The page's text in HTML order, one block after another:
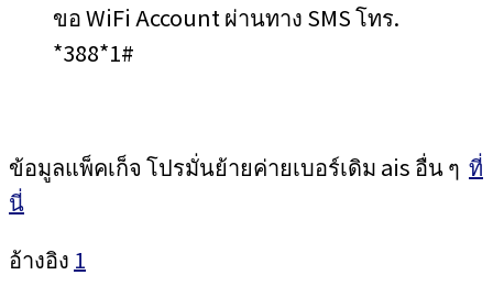
ขอ WiFi Account ผ่านทาง SMS โทร.
*388*1#
ข้อมูลแพ็คเก็จ โปรมั่นย้ายค่ายเบอร์เดิม ais อื่น ๆ ที่
นี่
อ้างอิง 1